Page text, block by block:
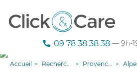
09 78 38 38 38 — 9h-
Accueil Recherche aide à domicile Provence-Alpes-Côte d'Azur Alpes-de-